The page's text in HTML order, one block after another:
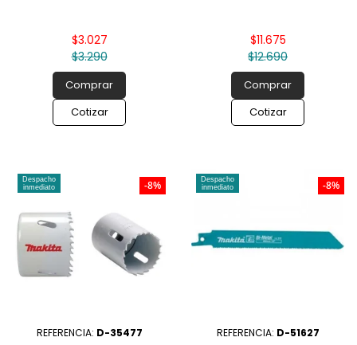
$3.290
$3.027
Comprar
Cotizar
$12.690
$11.675
Comprar
Cotizar
Despacho
inmediato
REFERENCIA: D-35477
-8%
Despacho
inmediato
REFERENCIA: D-51627
-8%